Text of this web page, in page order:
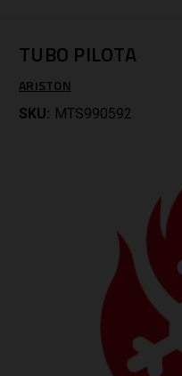
TUBO PILOTA
ARISTON
SKU: MTS990592